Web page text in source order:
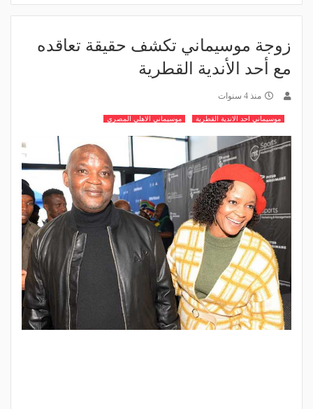
زوجة موسيماني تكشف حقيقة تعاقده
مع أحد الأندية القطرية
منذ 4 سنوات
موسيماني احد الاندية القطرية موسيماني الاهلي المصري